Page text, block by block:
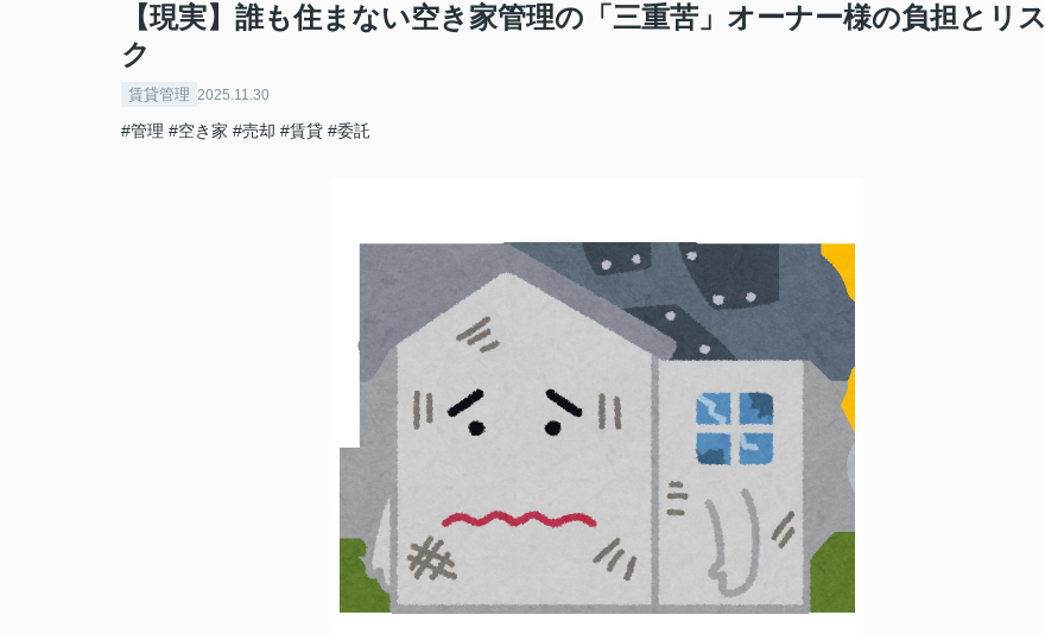
【現実】誰も住まない空き家管理の「三重苦」オーナー様の負担とリス
ク
賃貸管理 2025.11.30
#管理 #空き家 #売却 #賃貸 #委託